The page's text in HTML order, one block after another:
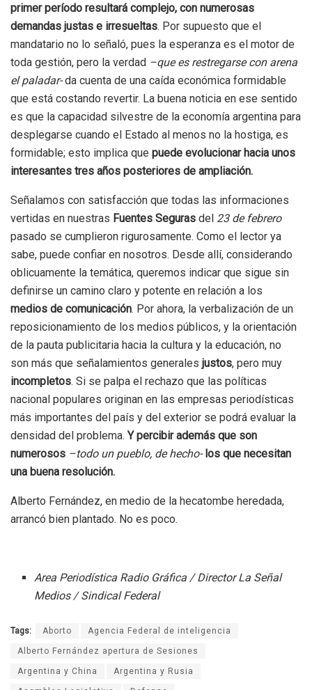
primer período resultará complejo, con numerosas
demandas justas e irresueltas. Por supuesto que el
mandatario no lo señaló, pues la esperanza es el motor de
toda gestión, pero la verdad –que es restregarse con arena
el paladar-da cuenta de una caída económica formidable
que está costando revertir. La buena noticia en ese sentido
es que la capacidad silvestre de la economía argentina para
desplegarse cuando el Estado al menos no la hostiga, es
formidable; esto implica que puede evolucionar hacia unos
interesantes tres años posteriores de ampliación.
Señalamos con satisfacción que todas las informaciones
vertidas en nuestras Fuentes Seguras del 23 de febrero
pasado se cumplieron rigurosamente. Como el lector ya
sabe, puede confiar en nosotros. Desde allí, considerando
oblicuamente la temática, queremos indicar que sigue sin
definirse un camino claro y potente en relación a los
medios de comunicación. Por ahora, la verbalización de un
reposicionamiento de los medios públicos, y la orientación
de la pauta publicitaria hacia la cultura y la educación, no
son más que señalamientos generales justos, pero muy
incompletos. Si se palpa el rechazo que las políticas
nacional populares originan en las empresas periodísticas
más importantes del país y del exterior se podrá evaluar la
densidad del problema.Y percibir además que son
numerosos –todo un pueblo, de hecho- los que necesitan
una buena resolución.
Alberto Fernández, en medio de la hecatombe heredada,
arrancó bien plantado. No es poco.
Area Periodística Radio Gráfica / Director La Señal
Medios / Sindical Federal
Tags: Aborto Agencia Federal de inteligencia
Alberto Fernández apertura de Sesiones
Argentina y China Argentina y Rusia